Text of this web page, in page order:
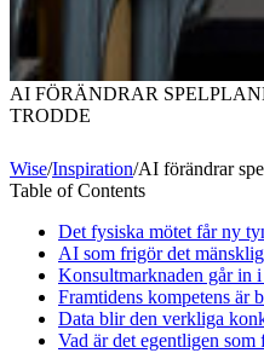
AI FÖRÄNDRAR
TRODDE
Wise/Inspiration/AI förändrar
Table of Contents
Det fysiska mötet får ny
AI som frigör det
Konsultmarknaden går in
Framtidens kompetens är
Data blir den verkliga
Vad är det egentligen som